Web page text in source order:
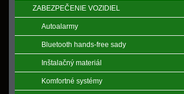
ZABEZPEČENIE VOZIDIEL
Autoalarmy
Bluetooth hands-free sady
Inštalačný materiál
Komfortné systémy